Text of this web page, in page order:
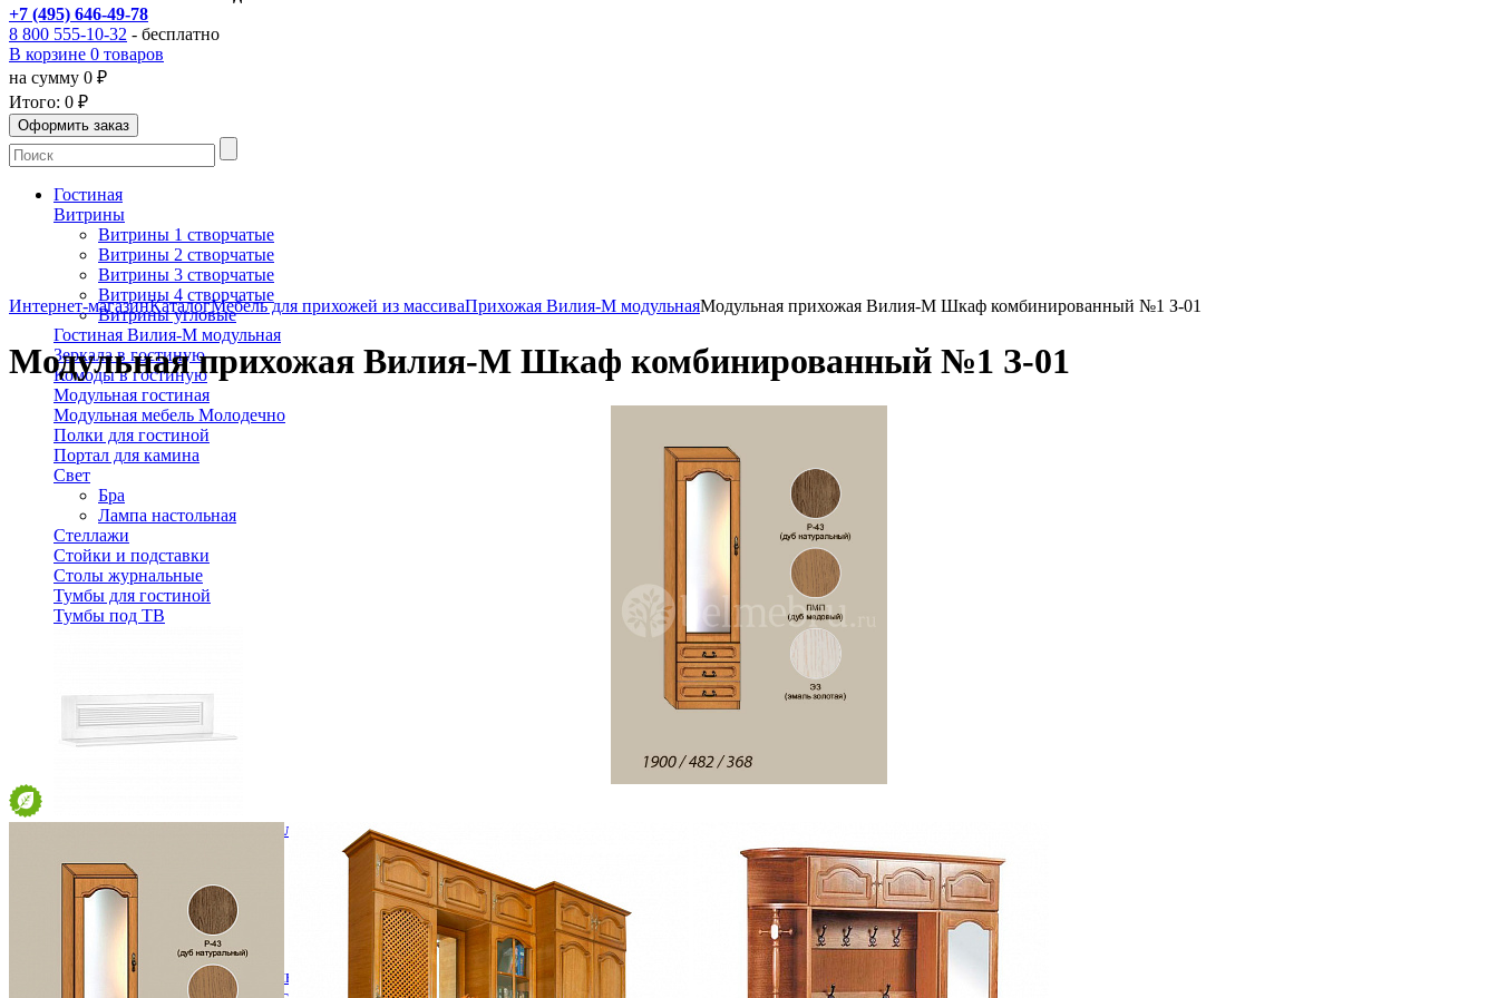
+7 (495) 646-49-78
8 800 555-10-32 - бесплатно
В корзине 0 товаров
на сумму 0 ₽
Итого: 0 ₽
Гостиная
Витрины
Витрины 1 створчатые
Витрины 2 створчатые
Витрины 3 створчатые
Витрины 4 створчатые
Витрины угловые
Гостиная Вилия-М модульная
Зеркала в гостиную
Комоды в гостиную
Модульная гостиная
Модульная мебель Молодечно
Полки для гостиной
Портал для камина
Свет
Бра
Лампа настольная
Стеллажи
Стойки и подставки
Столы журнальные
Тумбы для гостиной
Тумбы под ТВ
Полка настенная Рауна 165 Белый воск
11 790 ₽
В корзину
Деревянные кровати с подъемным механизмом
Интернет-магазинКаталогМебель для прихожей из массиваПрихожая Вилия-М модульнаяМодульная прихожая Вилия-М Шкаф комбинированный №1 З-01
Модульная прихожая Вилия-М Шкаф комбинированный №1 З-01